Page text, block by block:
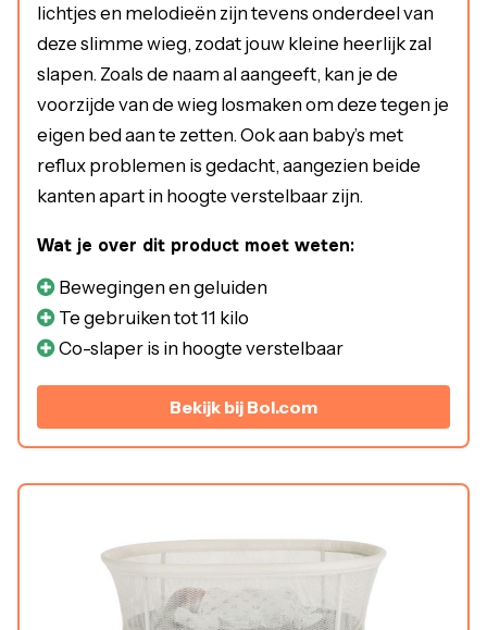
lichtjes en melodieën zijn tevens onderdeel van
deze slimme wieg, zodat jouw kleine heerlijk zal
slapen. Zoals de naam al aangeeft, kan je de
voorzijde van de wieg losmaken om deze tegen je
eigen bed aan te zetten. Ook aan baby’s met
reflux problemen is gedacht, aangezien beide
kanten apart in hoogte verstelbaar zijn.
Wat je over dit product moet weten:
Bewegingen en geluiden
Te gebruiken tot 11 kilo
Co-slaper is in hoogte verstelbaar
Bekijk bij Bol.com